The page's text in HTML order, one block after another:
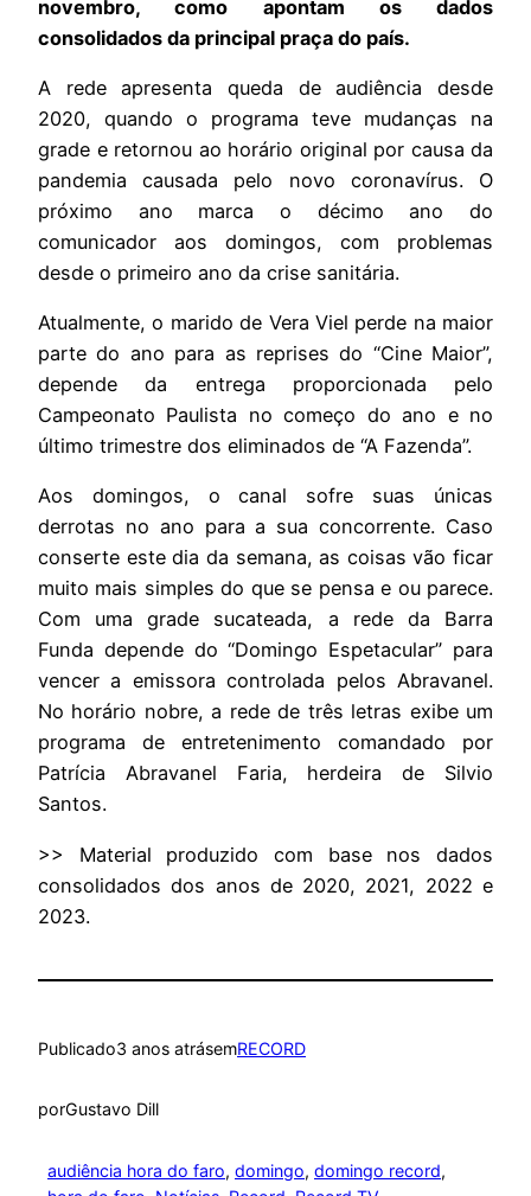
novembro, como apontam os dados
consolidados da principal praça do país.
A rede apresenta queda de audiência desde
2020, quando o programa teve mudanças na
grade e retornou ao horário original por causa da
pandemia causada pelo novo coronavírus. O
próximo ano marca o décimo ano do
comunicador aos domingos, com problemas
desde o primeiro ano da crise sanitária.
Atualmente, o marido de Vera Viel perde na maior
parte do ano para as reprises do “Cine Maior”,
depende da entrega proporcionada pelo
Campeonato Paulista no começo do ano e no
último trimestre dos eliminados de “A Fazenda”.
Aos domingos, o canal sofre suas únicas
derrotas no ano para a sua concorrente. Caso
conserte este dia da semana, as coisas vão ficar
muito mais simples do que se pensa e ou parece.
Com uma grade sucateada, a rede da Barra
Funda depende do “Domingo Espetacular” para
vencer a emissora controlada pelos Abravanel.
No horário nobre, a rede de três letras exibe um
programa de entretenimento comandado por
Patrícia Abravanel Faria, herdeira de Silvio
Santos.
>> Material produzido com base nos dados
consolidados dos anos de 2020, 2021, 2022 e
2023.
Publicado3 anos atrásemRECORD
porGustavo Dill
audiência hora do faro, domingo, domingo record